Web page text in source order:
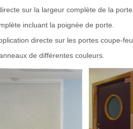
sur la largeur complète de la porte.
incluant la poignée de porte.
directe sur les portes coupe-feu.
de différentes couleurs.